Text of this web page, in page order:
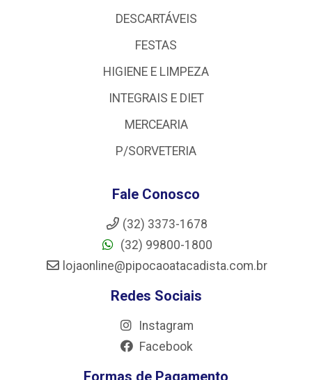
DESCARTÁVEIS
FESTAS
HIGIENE E LIMPEZA
INTEGRAIS E DIET
MERCEARIA
P/SORVETERIA
Fale Conosco
(32) 3373-1678
(32) 99800-1800
lojaonline@pipocaoatacadista.com.br
Redes Sociais
Instagram
Facebook
Formas de Pagamento